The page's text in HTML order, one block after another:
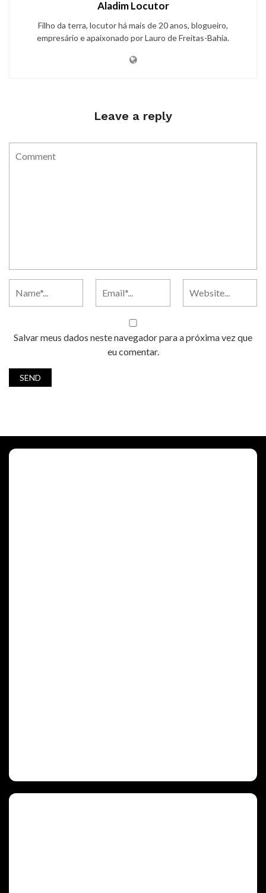
Aladim Locutor
Filho da terra, locutor há mais de 20 anos, blogueiro,
empresário e apaixonado por Lauro de Freitas-Bahia.
Leave a reply
Salvar meus dados neste navegador para a próxima vez que
eu comentar.